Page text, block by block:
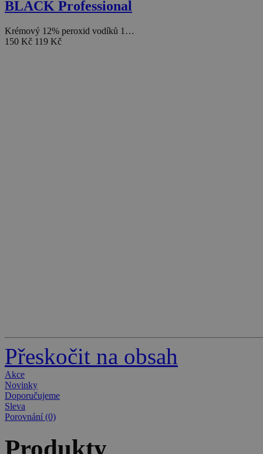
BLACK Professional
Krémový 12% peroxid vodíků 1…
150 Kč 119 Kč
Přeskočit na obsah
Akce
Novinky
Doporučujeme
Sleva
Porovnání (0)